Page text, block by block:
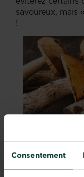
Consentement
savoureux, mais
!
Identifier